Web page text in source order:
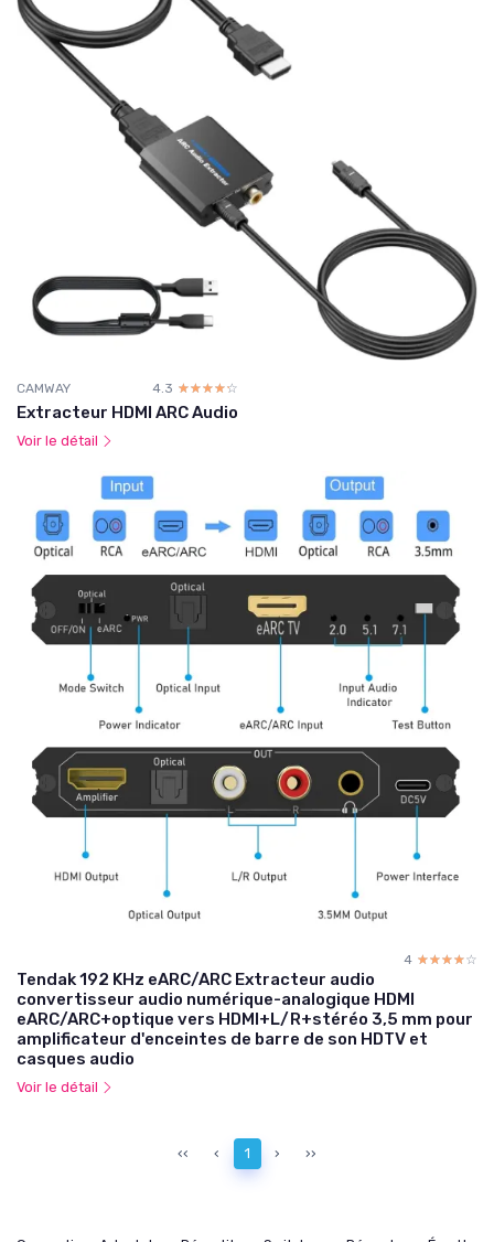
CAMWAY 4.3 ☆☆☆☆☆
★★★★★
Extracteur HDMI ARC Audio
Voir le détail
4 ☆☆☆☆☆
★★★★★
Tendak 192 KHz eARC/ARC Extracteur audio
convertisseur audio numérique-analogique HDMI
eARC/ARC+optique vers HDMI+L/R+stéréo 3,5 mm pour
amplificateur d'enceintes de barre de son HDTV et
casques audio
Voir le détail
‹‹ ‹ 1 › ››